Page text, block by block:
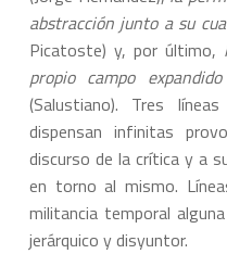
abstracción junto a su
Picatoste) y, por último,
propio campo
(Salustiano). Tres
dispensan infinitas
discurso de la crítica y a
en torno al mismo.
militancia temporal
jerárquico y disyuntor.